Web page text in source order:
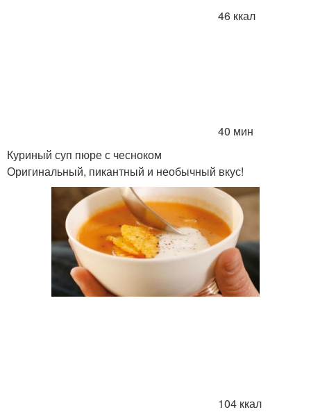
46 ккал
40 мин
Куриный суп пюре с чесноком
Оригинальный, пикантный и необычный вкус!
104 ккал